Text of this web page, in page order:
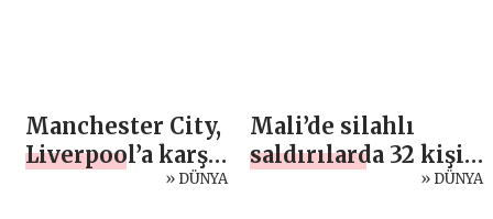
Manchester City,
Liverpool’a karşı
4-0 galip geldi» DÜNYA
Mali’de silahlı
saldırılarda 32 kişi
hayatını kaybetti» DÜNYA